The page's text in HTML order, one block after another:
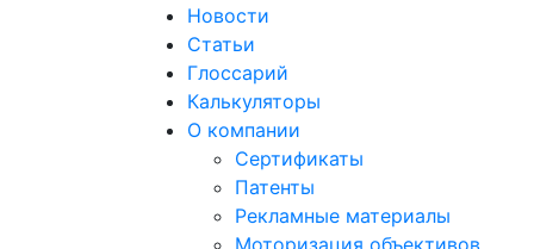
Новости
Статьи
Глоссарий
Калькуляторы
О компании
Сертификаты
Патенты
Рекламные материалы
Моторизация объективов